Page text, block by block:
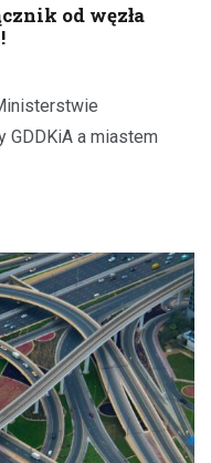
od węzła
GDDKiA a miastem